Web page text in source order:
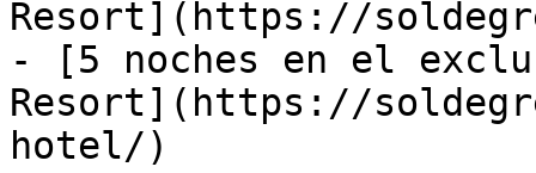
Resort](https://
- [5 noches en el
Resort](https://
hotel/)